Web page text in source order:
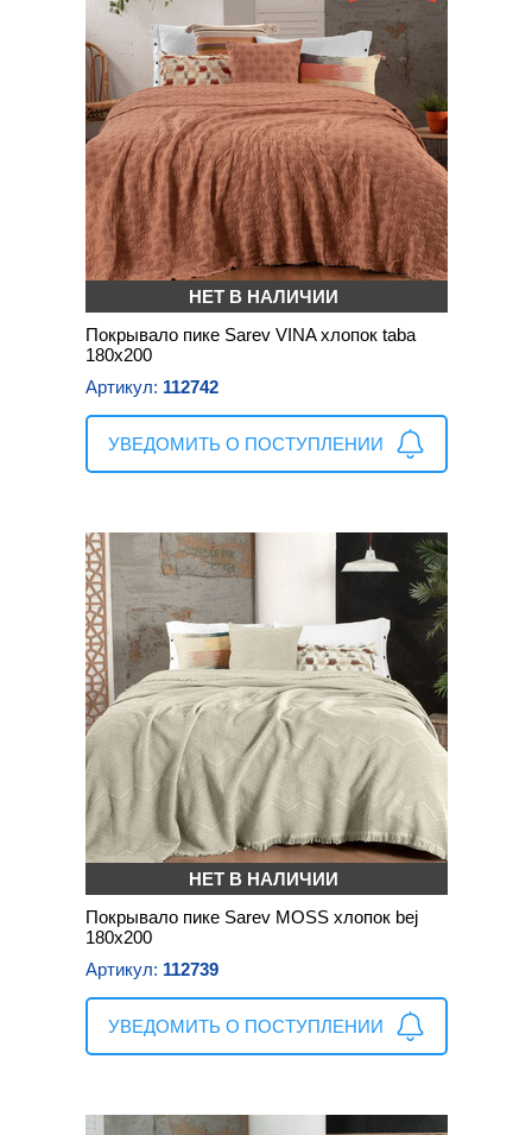
НЕТ В НАЛИЧИИ
Покрывало пике Sarev VINA хлопок taba
180х200
Артикул: 112742
УВЕДОМИТЬ О ПОСТУПЛЕНИИ
НЕТ В НАЛИЧИИ
Покрывало пике Sarev MOSS хлопок bej
180х200
Артикул: 112739
УВЕДОМИТЬ О ПОСТУПЛЕНИИ